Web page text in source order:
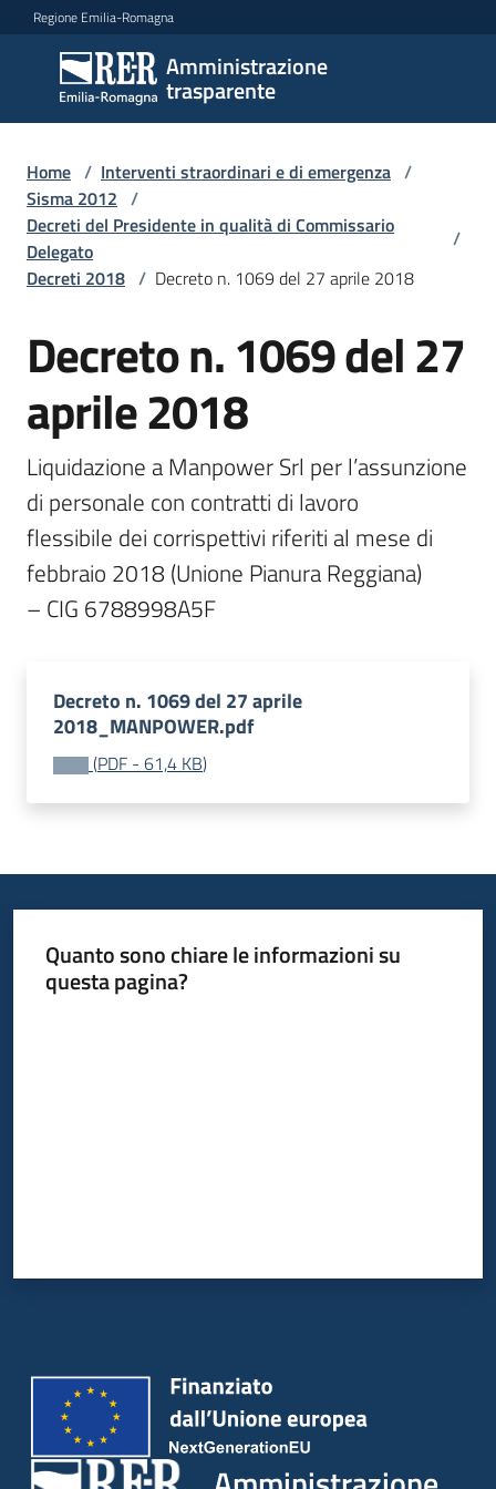
Vai al contenuto
Vai alla navigazione
Vai al footer
Regione Emilia-Romagna
Amministrazione
trasparente
Amministrazione
trasparente
Sottosezioni
Accesso
Home / Interventi straordinari e di emergenza /
Sisma 2012 /
Decreti del Presidente in qualità di Commissario
Delegato
/
Decreti 2018 / Decreto n. 1069 del 27 aprile 2018
Decreto n. 1069 del 27
aprile 2018
Liquidazione a Manpower Srl per l’assunzione
di personale con contratti di lavoro
flessibile dei corrispettivi riferiti al mese di
febbraio 2018 (Unione Pianura Reggiana)
– CIG 6788998A5F
Decreto n. 1069 del 27 aprile
2018_MANPOWER.pdf
(PDF - 61,4 KB)
Quanto sono chiare le informazioni su
questa pagina?